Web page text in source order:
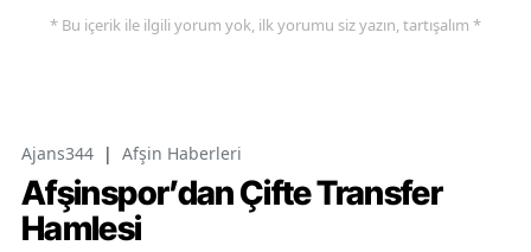
* Bu içerik ile ilgili yorum yok, ilk yorumu siz yazın, tartışalım *
Ajans344 | Afşin Haberleri
Afşinspor’dan Çifte Transfer
Hamlesi